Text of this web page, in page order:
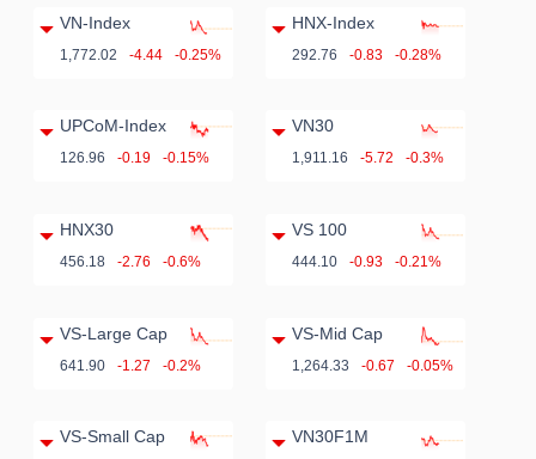
VN-Index
1,772.02 -4.44 -0.25%
HNX-Index
292.76 -0.83 -0.28%
UPCoM-Index
126.96 -0.19 -0.15%
VN30
1,911.16 -5.72 -0.3%
HNX30
456.18 -2.76 -0.6%
VS 100
444.10 -0.93 -0.21%
VS-Large Cap
641.90 -1.27 -0.2%
VS-Mid Cap
1,264.33 -0.67 -0.05%
VS-Small Cap VN30F1M
tích
Thuật
ngữ
(-)
Đào